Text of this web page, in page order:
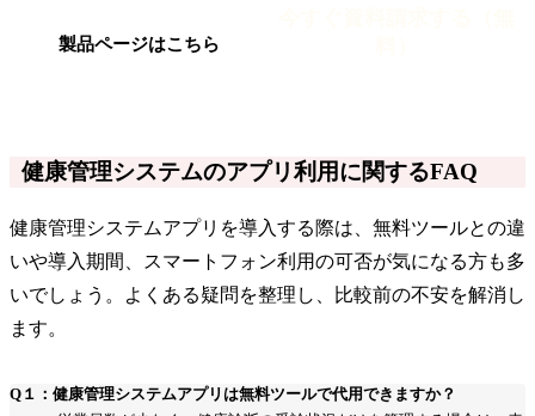
製品ページはこちら
健康管理システムのアプリ利用に関するFAQ
健康管理システムアプリを導入する際は、無料ツールとの違
いや導入期間、スマートフォン利用の可否が気になる方も多
いでしょう。よくある疑問を整理し、比較前の不安を解消し
ます。
Q１：健康管理システムアプリは無料ツールで代用できますか？